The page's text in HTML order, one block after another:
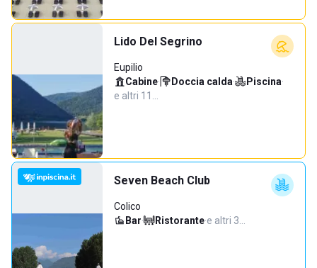
Lido Del Segrino
Eupilio
Cabine· Doccia calda· Piscina·
e altri 11…
Seven Beach Club
Colico
Bar· Ristorante·e altri 3…